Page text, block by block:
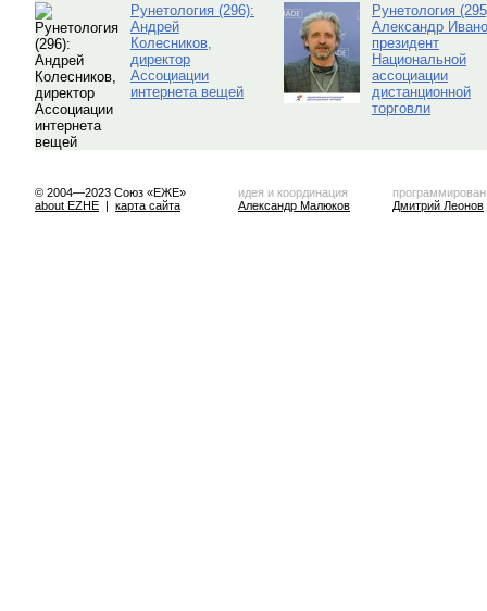
Рунетология (296):
Андрей
Колесников,
директор
Ассоциации
интернета вещей
Рунетология
Александр
президент
Национальной
ассоциации
дистанционной
торговли
© 2004—2023 Союз «ЕЖЕ»
about EZHE | карта сайта
идея и координация
Александр Малюков
Дмитрий Леонов